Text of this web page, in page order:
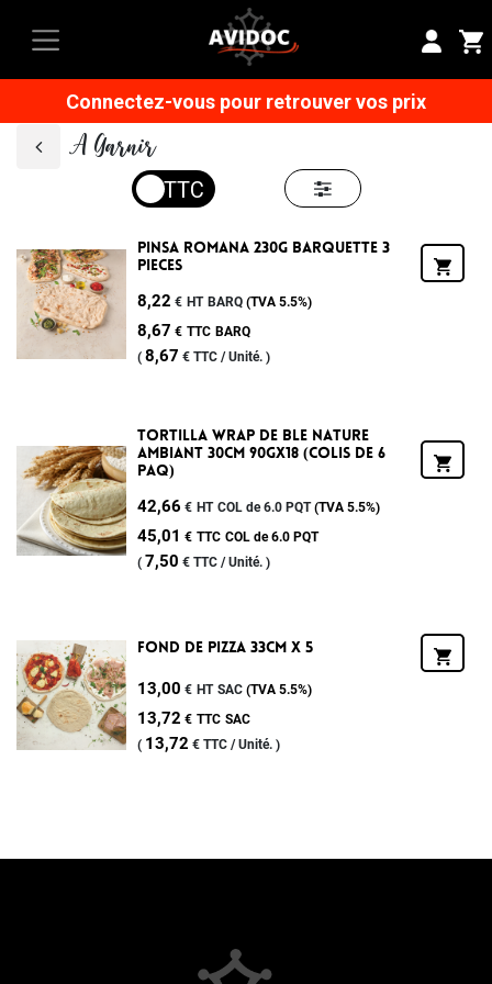
Connectez-vous pour retrouver vos prix
A Garnir
Pinsa Romana 230g Barquette 3
Pieces
8,22 € HT BARQ (TVA 5.5%)
8,67 € TTC BARQ
( 8,67 € TTC /Unité. )
Tortilla Wrap De Ble Nature
Ambiant 30cm 90gx18 (colis De 6
Paq)
42,66 € HT COL de 6.0 PQT(TVA 5.5%)
45,01 € TTC COL de 6.0 PQT
( 7,50 € TTC /Unité. )
Fond De Pizza 33cm X 5
13,00 € HT SAC (TVA 5.5%)
13,72 € TTC SAC
( 13,72 € TTC /Unité. )